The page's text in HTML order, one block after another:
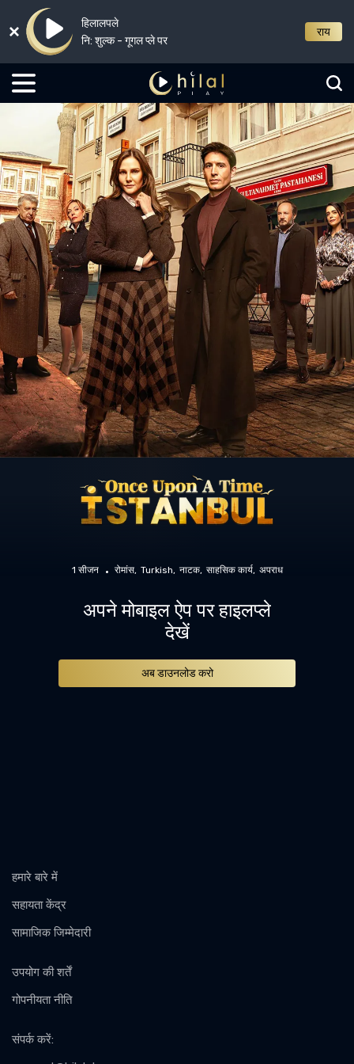
हिलालपले
नि: शुल्क - गूगल प्ले पर
राय
1 सीजन रोमांस Turkish नाटक साहसिक कार्य अपराध
अपने मोबाइल ऐप पर हाइलप्ले
देखें
अब डाउनलोड करो
हमारे बारे में
सहायता केंद्र
सामाजिक जिम्मेदारी
उपयोग की शर्तें
गोपनीयता नीति
संपर्क करें: